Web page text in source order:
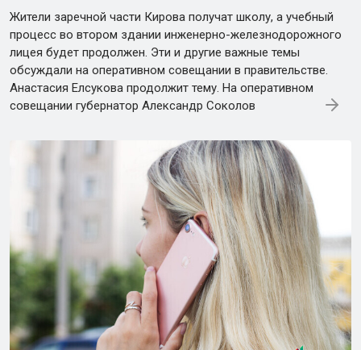
Жители заречной части Кирова получат школу, а учебный
процесс во втором здании инженерно-железнодорожного
лицея будет продолжен. Эти и другие важные темы
обсуждали на оперативном совещании в правительстве.
Анастасия Елсукова продолжит тему. На оперативном
совещании губернатор Александр Соколов